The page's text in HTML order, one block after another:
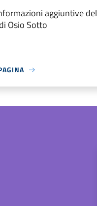
aggiuntive del
Osio Sotto